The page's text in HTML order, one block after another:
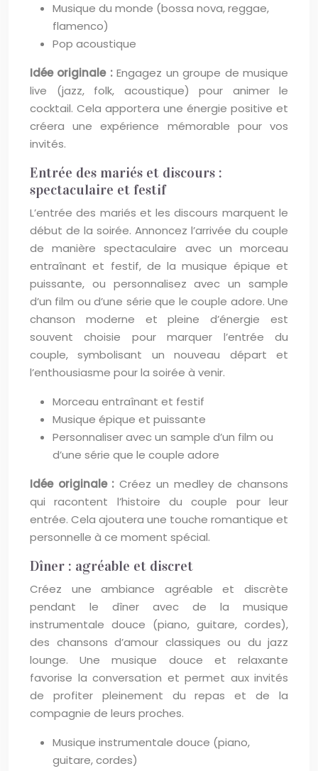
Musique du monde (bossa nova, reggae,
flamenco)
Pop acoustique
Idée originale :Engagez un groupe de musique
live (jazz, folk, acoustique) pour animer le
cocktail. Cela apportera une énergie positive et
créera une expérience mémorable pour vos
invités.
Entrée des mariés et discours :
spectaculaire et festif
L’entrée des mariés et les discours marquent le
début de la soirée. Annoncez l’arrivée du couple
de manière spectaculaire avec un morceau
entraînant et festif, de la musique épique et
puissante, ou personnalisez avec un sample
d’un film ou d’une série que le couple adore. Une
chanson moderne et pleine d’énergie est
souvent choisie pour marquer l’entrée du
couple, symbolisant un nouveau départ et
l’enthousiasme pour la soirée à venir.
Morceau entraînant et festif
Musique épique et puissante
Personnaliser avec un sample d’un film ou
d’une série que le couple adore
Idée originale :Créez un medley de chansons
qui racontent l’histoire du couple pour leur
entrée. Cela ajoutera une touche romantique et
personnelle à ce moment spécial.
Dîner : agréable et discret
Créez une ambiance agréable et discrète
pendant le dîner avec de la musique
instrumentale douce (piano, guitare, cordes),
des chansons d’amour classiques ou du jazz
lounge. Une musique douce et relaxante
favorise la conversation et permet aux invités
de profiter pleinement du repas et de la
compagnie de leurs proches.
Musique instrumentale douce (piano,
guitare, cordes)